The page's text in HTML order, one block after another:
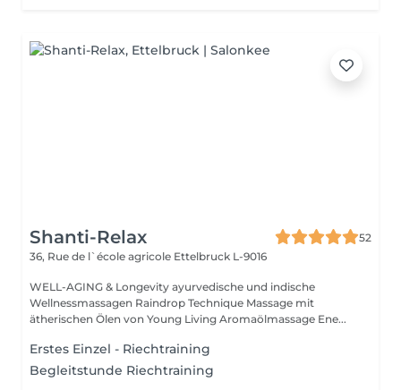
Shanti-Relax
52
36, Rue de l`école agricole Ettelbruck L-9016
WELL-AGING & Longevity ayurvedische und indische
Wellnessmassagen Raindrop Technique Massage mit
ätherischen Ölen von Young Living Aromaölmassage Ene...
Erstes Einzel - Riechtraining
Begleitstunde Riechtraining